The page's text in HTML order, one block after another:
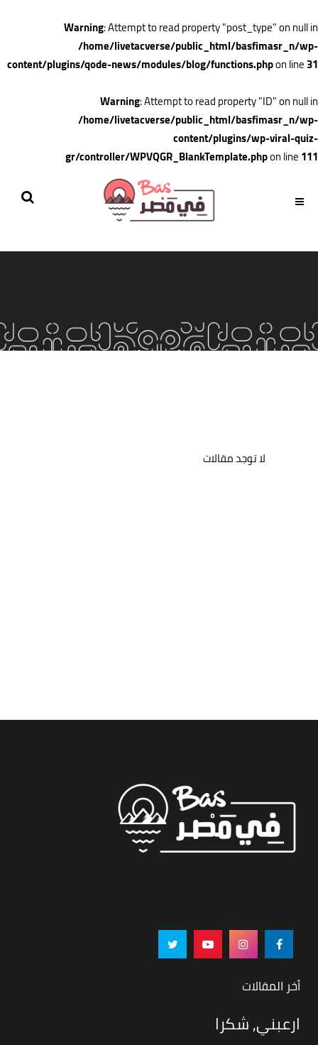
Warning: Attempt to read property "post_type" on null in
/home/livetacverse/public_html/basfimasr_n/wp-
content/plugins/qode-news/modules/blog/functions.phpon line31
Warning: Attempt to read property "ID" on null in
/home/livetacverse/public_html/basfimasr_n/wp-
content/plugins/wp-viral-quiz-
gr/controller/WPVQGR_BlankTemplate.phpon line111
لا توجد مقالات
أخر المقالات
ارعبني, شكرا